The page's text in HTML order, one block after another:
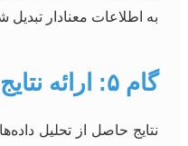
به اطلاعات معنادار تبدیل
گام ۵: ارائه نتایج و بحث
نتایج حاصل از تحلیل